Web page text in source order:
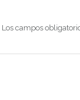
Los campos